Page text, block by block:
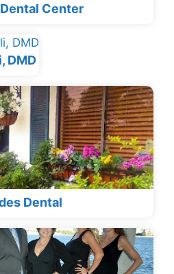
Center
DMD
Dental